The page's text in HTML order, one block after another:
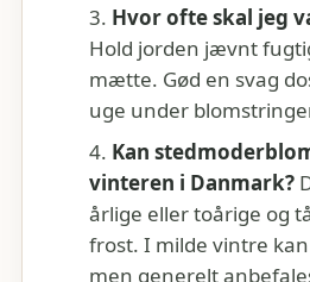
Hvor ofte skal jeg
Hold jorden jævnt
mætte. Gød en svag
uge under
Kan
vinteren i Danmark?
årlige eller toårige og
frost. I milde vintre
men generelt